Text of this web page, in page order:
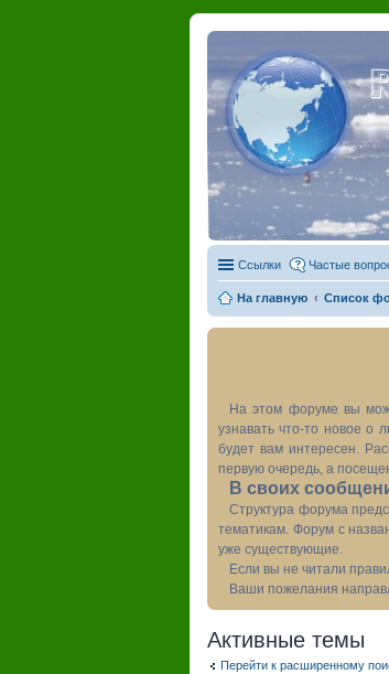
Ссылки Частые
На главную Список
На этом форуме вы
узнавать что-то новое о
будет вам интересен.
первую очередь, а
В своих
Структура форума
тематикам. Форум с
уже существующие.
Если вы не читали
Ваши пожелания
Активные темы
Перейти к расширенному